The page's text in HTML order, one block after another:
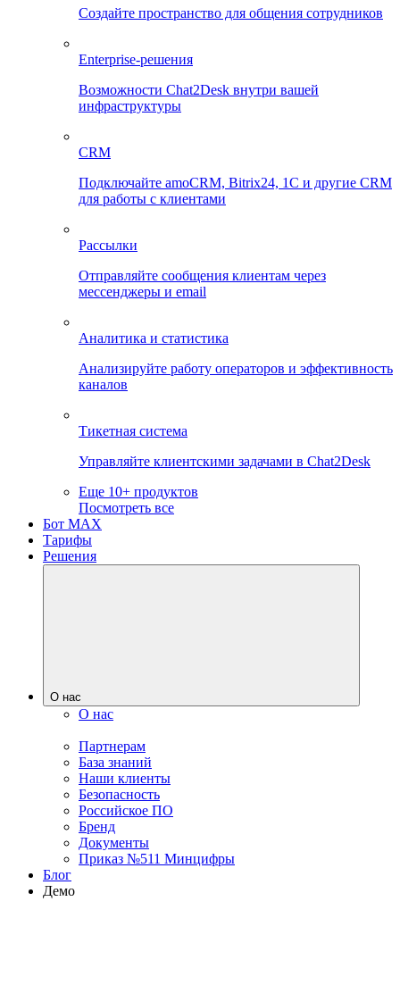
Создайте пространство для общения сотрудников
Enterprise-решения
Возможности Chat2Desk внутри вашей
инфраструктуры
CRM
Подключайте amoCRM, Bitrix24, 1C и другие CRM
для работы с клиентами
Рассылки
Отправляйте сообщения клиентам через
мессенджеры и email
Аналитика и статистика
Анализируйте работу операторов и эффективность
каналов
Тикетная система
Управляйте клиентскими задачами в Chat2Desk
Еще 10+ продуктов
Посмотреть все
Бот MAX
Тарифы
Решения
О нас
О нас
Партнерам
База знаний
Наши клиенты
Безопасность
Российское ПО
Бренд
Документы
Приказ №511 Минцифры
Блог
Демо